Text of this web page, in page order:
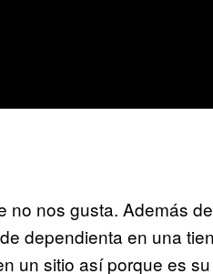
no nos gusta. Además
dependienta en una
un sitio así porque es